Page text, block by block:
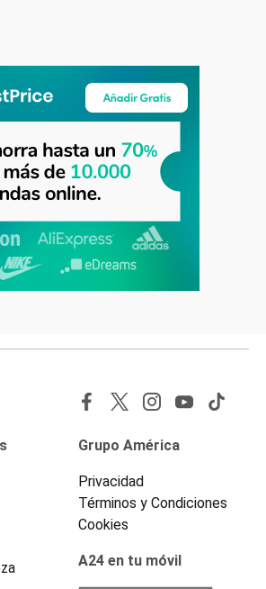
Grupo América
Privacidad
Términos y Condiciones
Cookies
A24 en tu móvil